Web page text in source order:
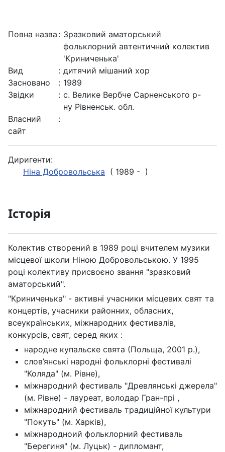
Повна назва : Зразковий аматорський
фольклорний автентичний колектив
'Криниченька'
Вид
: дитячий мішаний хор
Засновано
: 1989
Звідки
: с. Велике Вербче Сарненського р-
ну Рівненськ. обл.
Власний
сайт
:
Диригенти:
Ніна Добровольська ( 1989 - )
Історія
Колектив створений в 1989 році вчителем музики
місцевої школи Ніною Добровольською. У 1995
році колективу присвоєно звання "зразковий
аматорський".
"Криниченька" - активні учасники місцевих свят та
концертів, учасники районних, обласних,
всеукраїнських, міжнародних фестивалів,
конкурсів, свят, серед яких :
народне купальске свята (Польща, 2001 р.),
слов’янські народні фольклорні фестивалі
"Коляда" (м. Рівне),
міжнародний фестиваль "Древлянські джерела"
(м. Рівне) - лауреат, володар Гран-прі ,
міжнародний фестиваль традиційної культури
"Покуть" (м. Харків),
міжнародноий фольклорний фестиваль
"Берегиня" (м. Луцьк) - дипломант,